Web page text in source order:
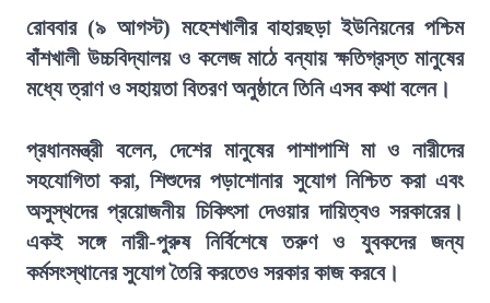
রোববার (৯ আগস্ট) মহেশখালীর বাহারছড়া ইউনিয়নের পশ্চিম
বাঁশখালী উচ্চবিদ্যালয় ও কলেজ মাঠে বন্যায় ক্ষতিগ্রস্ত মানুষের
মধ্যে ত্রাণ ও সহায়তা বিতরণ অনুষ্ঠানে তিনি এসব কথা বলেন।
প্রধানমন্ত্রী বলেন, দেশের মানুষের পাশাপাশি মা ও নারীদের
সহযোগিতা করা, শিশুদের পড়াশোনার সুযোগ নিশ্চিত করা এবং
অসুস্থদের প্রয়োজনীয় চিকিৎসা দেওয়ার দায়িত্বও সরকারের।
একই সঙ্গে নারী-পুরুষ নির্বিশেষে তরুণ ও যুবকদের জন্য
কর্মসংস্থানের সুযোগ তৈরি করতেও সরকার কাজ করবে।